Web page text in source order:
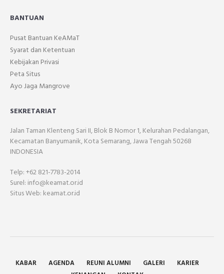
BANTUAN
Pusat Bantuan KeAMaT
Syarat dan Ketentuan
Kebijakan Privasi
Peta Situs
Ayo Jaga Mangrove
SEKRETARIAT
Jalan Taman Klenteng Sari II, Blok B Nomor 1, Kelurahan Pedalangan,
Kecamatan Banyumanik, Kota Semarang, Jawa Tengah 50268
INDONESIA
Telp: +62 821-7783-2014
Surel: info@keamat.or.id
Situs Web: keamat.or.id
KABAR AGENDA REUNI ALUMNI GALERI
KARIER